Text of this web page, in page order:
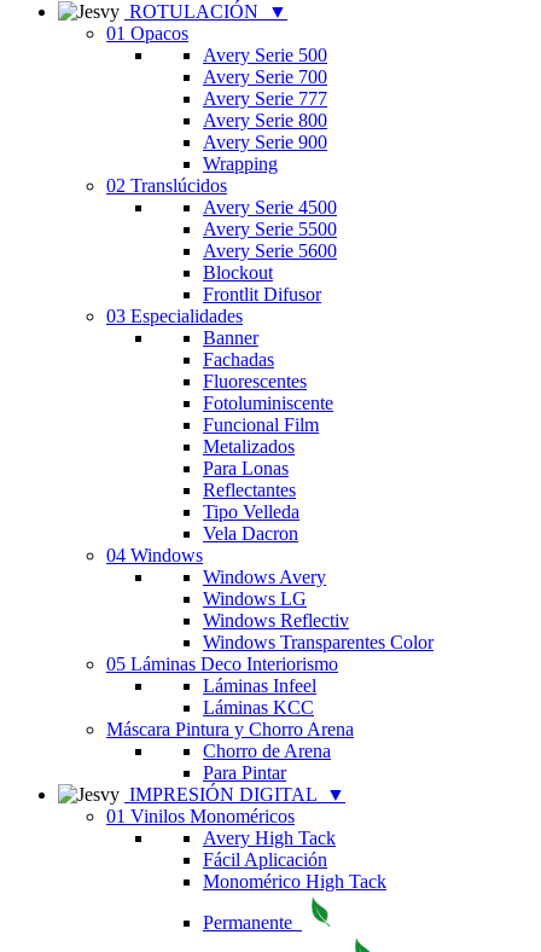
ROTULACIÓN
▼
01 Opacos
Avery Serie 500
Avery Serie 700
Avery Serie 777
Avery Serie 800
Avery Serie 900
Wrapping
02 Translúcidos
Avery Serie 4500
Avery Serie 5500
Avery Serie 5600
Blockout
Frontlit Difusor
03 Especialidades
Banner
Fachadas
Fluorescentes
Fotoluminiscente
Funcional Film
Metalizados
Para Lonas
Reflectantes
Tipo Velleda
Vela Dacron
04 Windows
Windows Avery
Windows LG
Windows Reflectiv
Windows Transparentes Color
05 Láminas Deco Interiorismo
Láminas Infeel
Láminas KCC
Máscara Pintura y Chorro Arena
Chorro de Arena
Para Pintar
IMPRESIÓN DIGITAL
▼
01 Vinilos Monoméricos
Avery High Tack
Fácil Aplicación
Monomérico High Tack
Permanente